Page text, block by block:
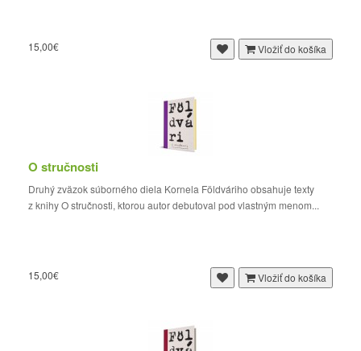
15,00€ Vložiť do košíka
O stručnosti
Druhý zväzok súborného diela Kornela Földváriho obsahuje texty
z knihy O stručnosti, ktorou autor debutoval pod vlastným menom...
15,00€ Vložiť do košíka